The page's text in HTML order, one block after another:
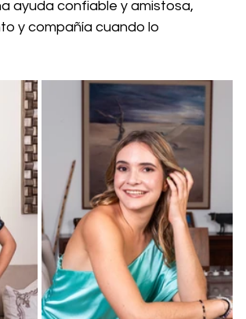
ayuda confiable y amistosa,
y compañía cuando lo